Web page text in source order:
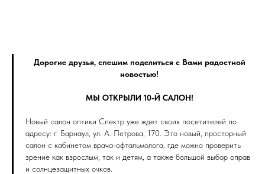
Дорогие друзья, спешим поделиться с Вами радостной
новостью!
МЫ ОТКРЫЛИ 10-Й САЛОН!
Новый салон оптики Спектр уже ждет своих посетителей по
адресу: г. Барнаул, ул. А. Петрова, 170. Это новый, просторный
салон с кабинетом врача-офтальмолога, где можно проверить
зрение как взрослым, так и детям, а также большой выбор оправ
и солнцезащитных очков.